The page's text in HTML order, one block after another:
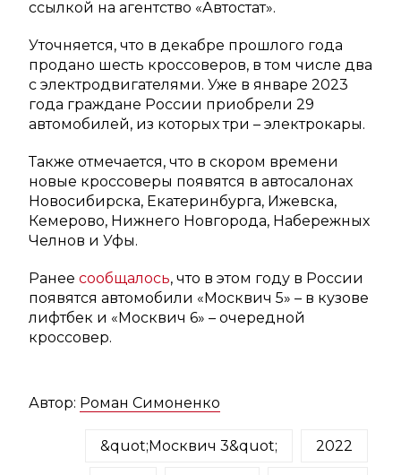
ссылкой на агентство «Автостат».
Уточняется, что в декабре прошлого года
продано шесть кроссоверов, в том числе два
с электродвигателями. Уже в январе 2023
года граждане России приобрели 29
автомобилей, из которых три – электрокары.
Также отмечается, что в скором времени
новые кроссоверы появятся в автосалонах
Новосибирска, Екатеринбурга, Ижевска,
Кемерово, Нижнего Новгорода, Набережных
Челнов и Уфы.
Ранее сообщалось, что в этом году в России
появятся автомобили «Москвич 5» – в кузове
лифтбек и «Москвич 6» – очередной
кроссовер.
Автор: Роман Симоненко
&quot;Москвич 3&quot; 2022